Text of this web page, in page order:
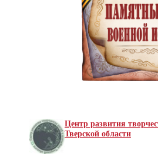
Центр развития
Тверской области